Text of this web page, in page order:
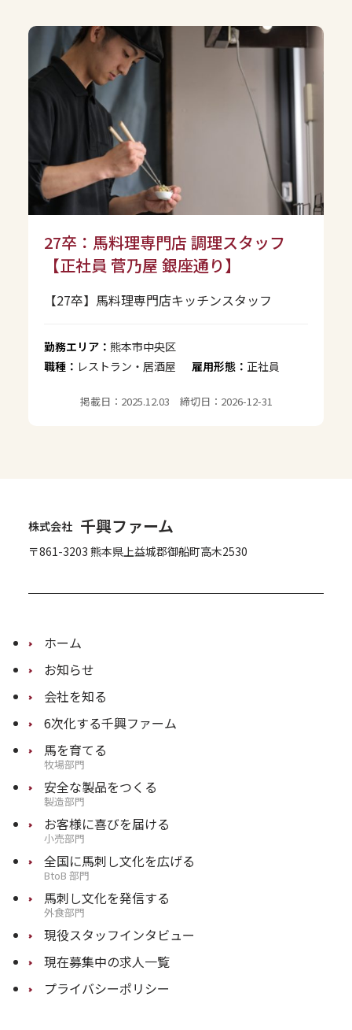
27卒：馬料理専門店 調理スタッフ
【正社員 菅乃屋 銀座通り】
【27卒】馬料理専門店キッチンスタッフ
勤務エリア： 熊本市中央区
職種： レストラン・居酒屋 雇用形態： 正社員
掲載日：2025.12.03 締切日：2026-12-31
株式会社 千興ファーム
〒861-3203 熊本県上益城郡御船町高木2530
ホーム
お知らせ
会社を知る
6次化する千興ファーム
馬を育てる
牧場部門
安全な製品をつくる
製造部門
お客様に喜びを届ける
小売部門
全国に馬刺し文化を広げる
BtoB 部門
馬刺し文化を発信する
外食部門
現役スタッフインタビュー
現在募集中の求人一覧
プライバシーポリシー